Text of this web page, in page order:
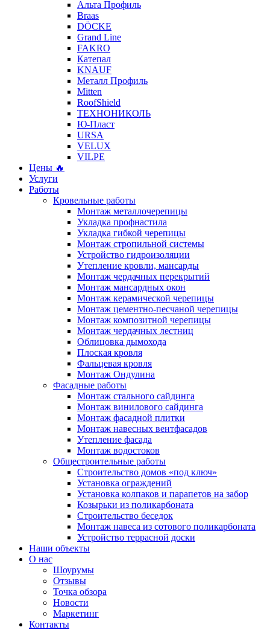
Альта Профиль
Braas
DÖCKE
Grand Line
FAKRO
Катепал
KNAUF
Металл Профиль
Mitten
RoofShield
ТЕХНОНИКОЛЬ
Ю-Пласт
URSA
VELUX
VILPE
Цены 🔥
Услуги
Работы
Кровельные работы
Монтаж металлочерепицы
Укладка профнастила
Укладка гибкой черепицы
Монтаж стропильной системы
Устройство гидроизоляции
Утепление кровли, мансарды
Монтаж чердачных перекрытий
Монтаж мансардных окон
Монтаж керамической черепицы
Монтаж цементно-песчаной черепицы
Монтаж композитной черепицы
Монтаж чердачных лестниц
Облицовка дымохода
Плоская кровля
Фальцевая кровля
Монтаж Ондулина
Фасадные работы
Монтаж стального сайдинга
Монтаж винилового сайдинга
Монтаж фасадной плитки
Монтаж навесных вентфасадов
Утепление фасада
Монтаж водостоков
Общестроительные работы
Строительство домов «под ключ»
Установка ограждений
Установка колпаков и парапетов на забор
Козырьки из поликарбоната
Строительство беседок
Монтаж навеса из сотового поликарбоната
Устройство террасной доски
Наши объекты
О нас
Шоурумы
Отзывы
Точка обзора
Новости
Маркетинг
Контакты